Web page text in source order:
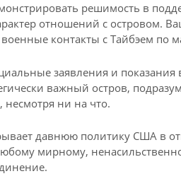
решимость в
отношений с островом.
контакты с Тайбэем по
заявления и показания
важный остров,
несмотря ни на что.
давнюю политику США в
мирному,